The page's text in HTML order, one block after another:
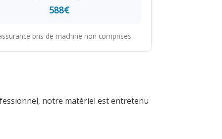
588€
bris de machine non comprises.
notre matériel est entretenu